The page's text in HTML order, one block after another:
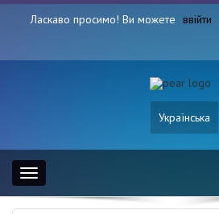
Ласкаво просимо! Ви можете ввійти
Українська
Toggle
navigation